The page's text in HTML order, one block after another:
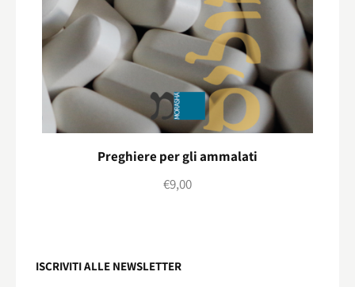
Preghiere per gli ammalati
€9,00
ISCRIVITI ALLE NEWSLETTER